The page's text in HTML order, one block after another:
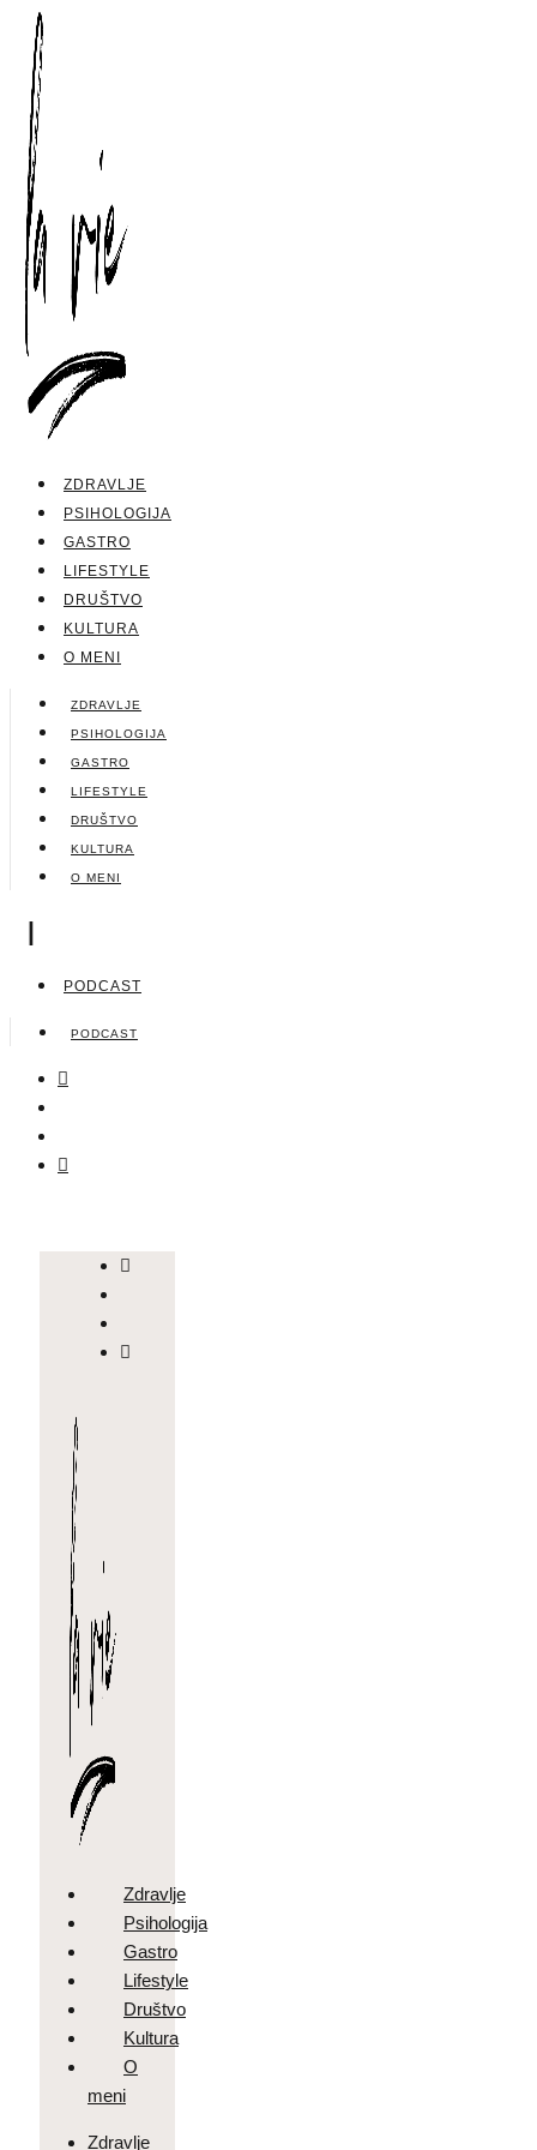
ZDRAVLJE
PSIHOLOGIJA
GASTRO
LIFESTYLE
DRUŠTVO
KULTURA
O MENI
ZDRAVLJE
PSIHOLOGIJA
GASTRO
LIFESTYLE
DRUŠTVO
KULTURA
O MENI
|
PODCAST
PODCAST
Zdravlje
Psihologija
Gastro
Lifestyle
Društvo
Kultura
O
meni
Zdravlje